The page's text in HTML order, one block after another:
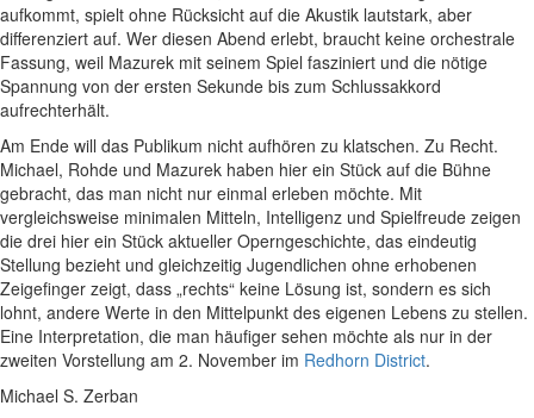
aufkommt, spielt ohne Rücksicht auf die Akustik lautstark, aber
differenziert auf. Wer diesen Abend erlebt, braucht keine orchestrale
Fassung, weil Mazurek mit seinem Spiel fasziniert und die nötige
Spannung von der ersten Sekunde bis zum Schlussakkord
aufrechterhält.
Am Ende will das Publikum nicht aufhören zu klatschen. Zu Recht.
Michael, Rohde und Mazurek haben hier ein Stück auf die Bühne
gebracht, das man nicht nur einmal erleben möchte. Mit
vergleichsweise minimalen Mitteln, Intelligenz und Spielfreude zeigen
die drei hier ein Stück aktueller Operngeschichte, das eindeutig
Stellung bezieht und gleichzeitig Jugendlichen ohne erhobenen
Zeigefinger zeigt, dass „rechts“ keine Lösung ist, sondern es sich
lohnt, andere Werte in den Mittelpunkt des eigenen Lebens zu stellen.
Eine Interpretation, die man häufiger sehen möchte als nur in der
zweiten Vorstellung am 2. November im Redhorn District.
Michael S. Zerban